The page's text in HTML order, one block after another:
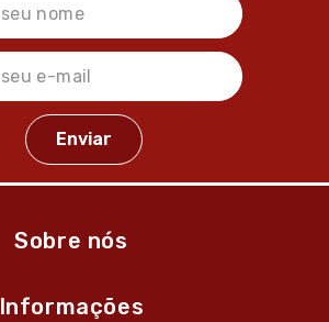
Sobre nós
Informações